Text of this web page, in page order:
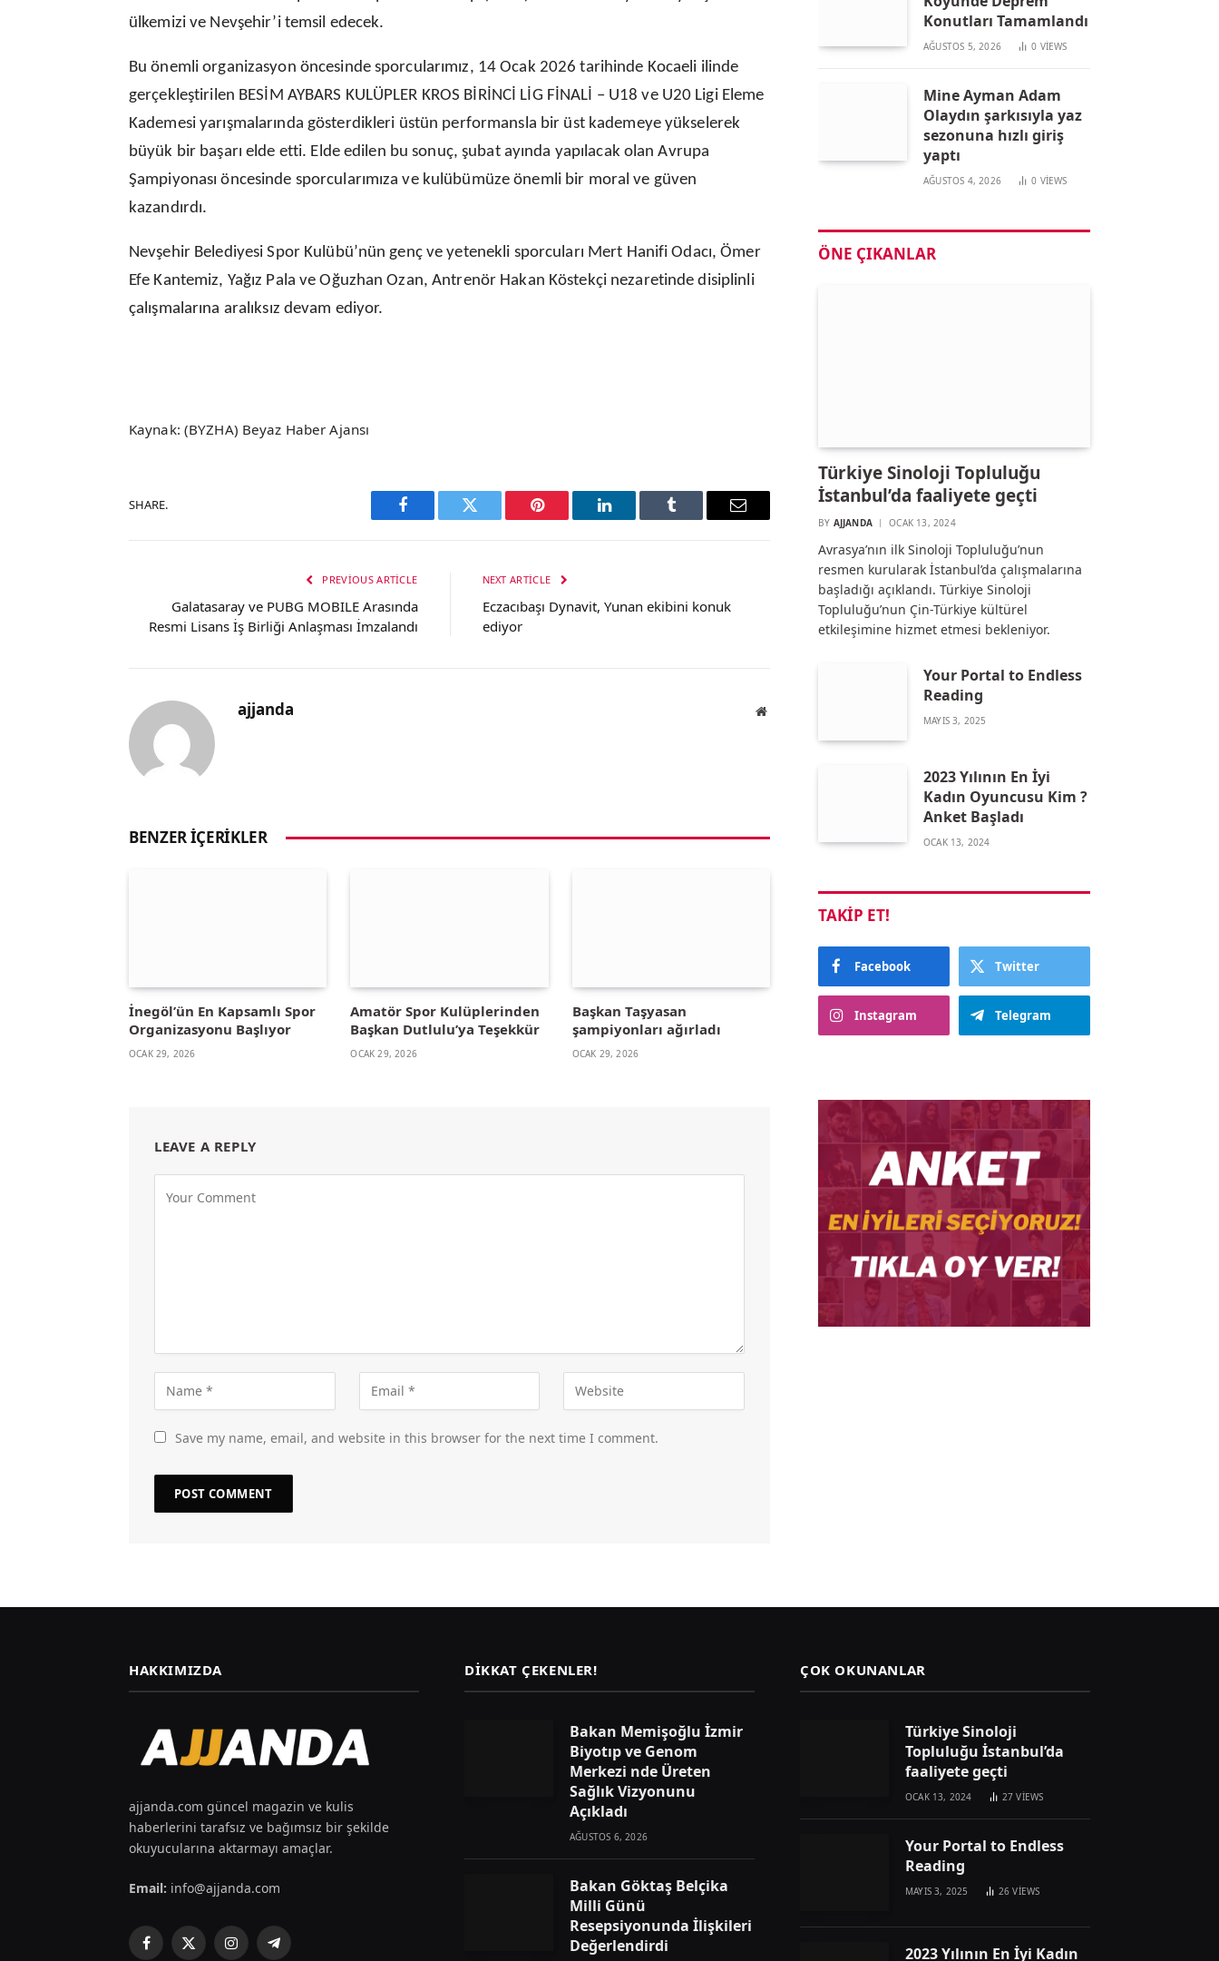
ülkemizi ve Nevşehir’i temsil edecek.
Bu önemli organizasyon öncesinde sporcularımız, 14 Ocak 2026 tarihinde Kocaeli ilinde
gerçekleştirilen BESİM AYBARS KULÜPLER KROS BİRİNCİ LİG FİNALİ – U18 ve U20 Ligi Eleme
Kademesi yarışmalarında gösterdikleri üstün performansla bir üst kademeye yükselerek
büyük bir başarı elde etti. Elde edilen bu sonuç, şubat ayında yapılacak olan Avrupa
Şampiyonası öncesinde sporcularımıza ve kulübümüze önemli bir moral ve güven
kazandırdı.
Nevşehir Belediyesi Spor Kulübü’nün genç ve yetenekli sporcuları Mert Hanifi Odacı, Ömer
Efe Kantemiz, Yağız Pala ve Oğuzhan Ozan, Antrenör Hakan Köstekçi nezaretinde disiplinli
çalışmalarına aralıksız devam ediyor.
Kaynak: (BYZHA) Beyaz Haber Ajansı
SHARE.
Facebook Twitter Pinterest LinkedIn Tumblr Email
PREVIOUS ARTICLE
Galatasaray ve PUBG MOBILE Arasında
Resmi Lisans İş Birliği Anlaşması İmzalandı
NEXT ARTICLE
Eczacıbaşı Dynavit, Yunan ekibini konuk
ediyor
ajjanda Website
BENZER İÇERIKLER
İnegöl’ün En Kapsamlı Spor
Organizasyonu Başlıyor
OCAK 29, 2026
Amatör Spor Kulüplerinden
Başkan Dutlulu’ya Teşekkür
OCAK 29, 2026
Başkan Taşyasan
şampiyonları ağırladı
OCAK 29, 2026
LEAVE A REPLY
Save my name, email, and website in this browser for the next time I comment.
Konutları Tamamlandı
AĞUSTOS 5, 2026 0 VIEWS
Mine Ayman Adam
Olaydın şarkısıyla yaz
sezonuna hızlı giriş
yaptı
AĞUSTOS 4, 2026 0 VIEWS
ÖNE ÇIKANLAR
Türkiye Sinoloji Topluluğu
İstanbul’da faaliyete geçti
BY AJJANDA OCAK 13, 2024
Avrasya’nın ilk Sinoloji Topluluğu’nun
resmen kurularak İstanbul’da çalışmalarına
başladığı açıklandı. Türkiye Sinoloji
Topluluğu’nun Çin-Türkiye kültürel
etkileşimine hizmet etmesi bekleniyor.
Your Portal to Endless
Reading
MAYIS 3, 2025
2023 Yılının En İyi
Kadın Oyuncusu Kim ?
Anket Başladı
OCAK 13, 2024
TAKIP ET!
Facebook Twitter
Instagram Telegram
HAKKIMIZDA
ajjanda.com güncel magazin ve kulis
haberlerini tarafsız ve bağımsız bir şekilde
okuyucularına aktarmayı amaçlar.
Email: info@ajjanda.com
Facebook
X InstagramTelegram
DIKKAT ÇEKENLER!
Bakan Memişoğlu İzmir
Biyotıp ve Genom
Merkezi nde Üreten
Sağlık Vizyonunu
Açıkladı
AĞUSTOS 6, 2026
Bakan Göktaş Belçika
Milli Günü
Resepsiyonunda İlişkileri
Değerlendirdi
ÇOK OKUNANLAR
Türkiye Sinoloji
Topluluğu İstanbul’da
faaliyete geçti
OCAK 13, 2024 27VIEWS
Your Portal to Endless
Reading
MAYIS 3, 2025 26VIEWS
2023 Yılının En İyi Kadın